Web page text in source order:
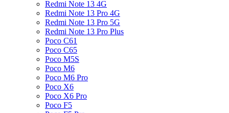
Redmi Note 13 4G
Redmi Note 13 Pro 4G
Redmi Note 13 Pro 5G
Redmi Note 13 Pro Plus
Poco C61
Poco C65
Poco M5S
Poco M6
Poco M6 Pro
Poco X6
Poco X6 Pro
Poco F5